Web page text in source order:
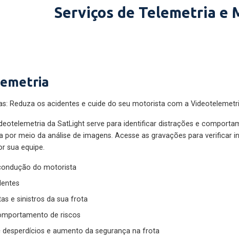
Serviços de Telemetria e
Reduza os acidentes e cuide do seu motorista com a
da SatLight serve para identificar distrações e
por meio da análise de imagens. Acesse as gravações para verificar
sua equipe.
do motorista
e sinistros da sua frota
de riscos
desperdícios e aumento da segurança na frota